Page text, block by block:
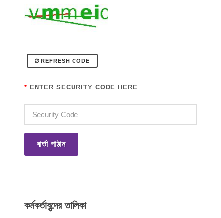
REFRESH CODE
* ENTER SECURITY CODE HERE
বার্তা পাঠান
কর্মকর্তাবৃন্দের তালিকা